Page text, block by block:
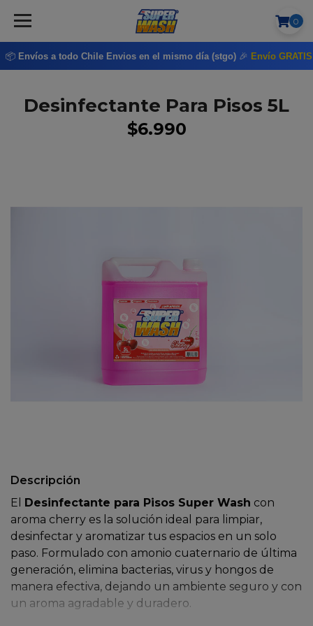
📦 Envíos a todo Chile Envios en el mismo día (stgo) 🎉 Envío
0
Desinfectante Para Pisos 5L
$6.990
Descripción
El Desinfectante para Pisos Super Wash con
aroma cherry es la solución ideal para limpiar,
desinfectar y aromatizar tus espacios en un solo
paso. Formulado con amonio cuaternario de última
generación, elimina bacterias, virus y hongos de
manera efectiva, dejando un ambiente seguro y con
un aroma agradable y duradero.